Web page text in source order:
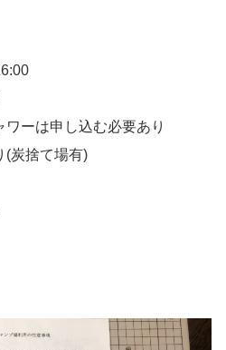
ーは申し込む必要あり
(炭捨て場有)